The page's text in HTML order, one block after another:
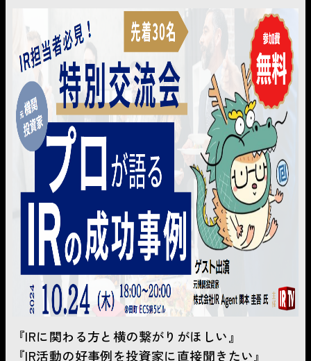
『IRに関わる方と横の繋がりがほしい』
『IR活動の好事例を投資家に直接聞きたい』